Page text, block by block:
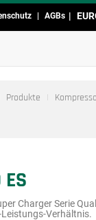
AGBs
Produkte
Charger Serie
Verhältnis.